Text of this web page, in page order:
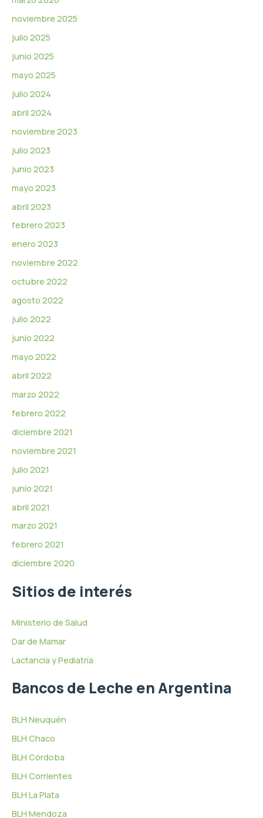
noviembre 2025
julio 2025
junio 2025
mayo 2025
julio 2024
abril 2024
noviembre 2023
julio 2023
junio 2023
mayo 2023
abril 2023
febrero 2023
enero 2023
noviembre 2022
octubre 2022
agosto 2022
julio 2022
junio 2022
mayo 2022
abril 2022
marzo 2022
febrero 2022
diciembre 2021
noviembre 2021
julio 2021
junio 2021
abril 2021
marzo 2021
febrero 2021
diciembre 2020
Sitios de interés
Ministerio de Salud
Dar de Mamar
Lactancia y Pediatría
Bancos de Leche en Argentina
BLH Neuquén
BLH Chaco
BLH Córdoba
BLH Corrientes
BLH La Plata
BLH Mendoza